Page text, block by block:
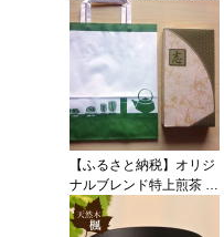
ト◇
【ふるさと納税】オリジ
ナルブレンド特上煎茶 1
00g